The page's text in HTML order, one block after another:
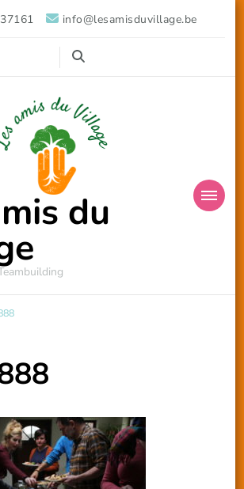
info@lesamisduvillage.be
du